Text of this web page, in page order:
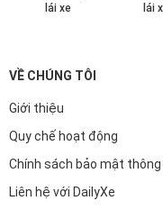
lái xe
lái
VỀ CHÚNG TÔI
Giới thiệu
Quy chế hoạt động
Chính sách bảo mật
Liên hệ với DailyXe